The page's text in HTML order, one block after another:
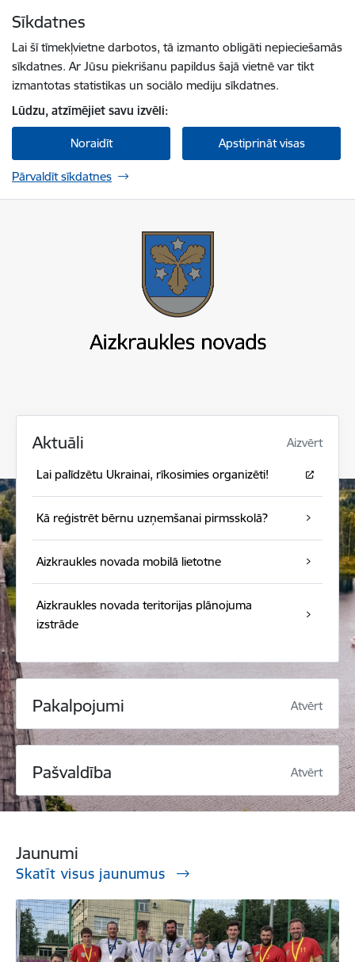
Sīkdatnes
Lai šī tīmekļvietne darbotos, tā izmanto obligāti nepieciešamās
sīkdatnes. Ar Jūsu piekrišanu papildus šajā vietnē var tikt
izmantotas statistikas un sociālo mediju sīkdatnes.
Lūdzu, atzīmējiet savu izvēli:
Noraidīt Apstiprināt visas
Pārvaldīt sīkdatnes
Aktuāli Aizvērt
Lai palīdzētu Ukrainai, rīkosimies organizēti!
Kā reģistrēt bērnu uzņemšanai pirmsskolā?
Aizkraukles novada mobilā lietotne
Aizkraukles novada teritorijas plānojuma
izstrāde
Pakalpojumi Atvērt
Pašvaldība Atvērt
Jaunumi
Skatīt visus jaunumus